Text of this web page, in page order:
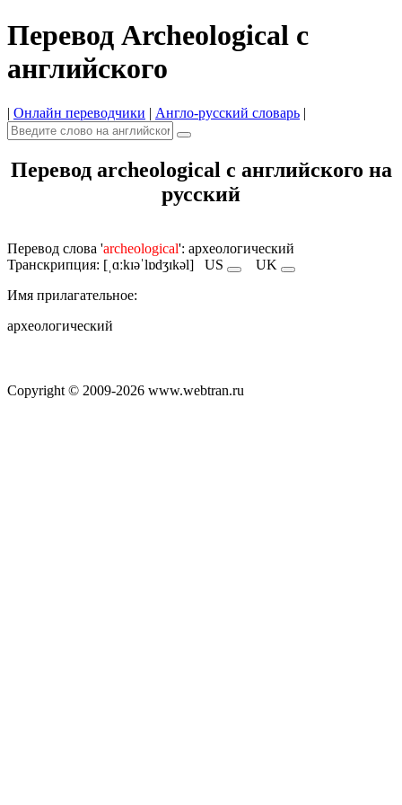
Перевод Archeological с
английского
| Онлайн переводчики | Англо-русский словарь |
Перевод archeological с английского на
русский
Перевод слова 'archeological': археологический
Транскрипция: [ˌɑːkɪəˈlɒdʒɪkəl] US
UK
Имя прилагательное:
археологический
Copyright © 2009-2026 www.webtran.ru